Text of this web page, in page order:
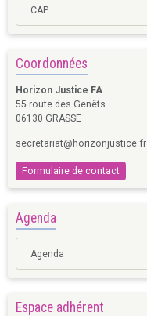
CAP
Coordonnées
Horizon Justice FA
55 route des Genêts
06130 GRASSE
secretariat@horizonjustice.fr
Formulaire de contact
Agenda
Agenda
Espace adhérent